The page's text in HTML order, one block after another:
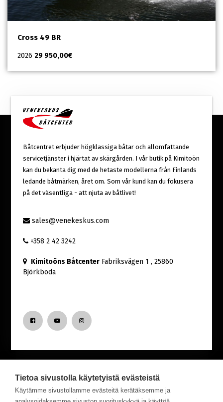
Cross 49 BR
2026 29 950,00€
Båtcentret erbjuder högklassiga båtar och allomfattande
servicetjänster i hjärtat av skärgården. I vår butik på Kimitoön
kan du bekanta dig med de hetaste modellerna från Finlands
ledande båtmärken, året om. Som vår kund kan du fokusera
på det väsentliga - att njuta av båtlivet!
sales@venekeskus.com
+358 2 42 3242
Kimitoöns Båtcenter Fabriksvägen 1 , 25860
Björkboda
Nyfiken på senaste nytt från Båtcentret?
Tietoa sivustolla käytetyistä evästeistä
Käytämme sivustollamme evästeitä kerätäksemme ja